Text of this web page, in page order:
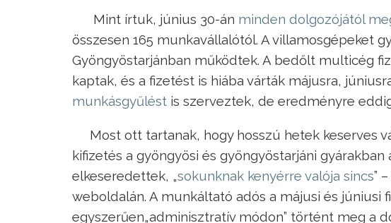
Mint írtuk, június 30-án minden dolgozójától
összesen 165 munkavállalótól. A villamosgépeket
Gyöngyöstarjánban működtek. A bedőlt multicég
kaptak, és a fizetést is hiába várták májusra,
munkásgyűlést is szerveztek, de eredményre
Most ott tartanak, hogy hosszú hetek keserves
kifizetés a gyöngyösi és gyöngyöstarjáni
elkeseredettek, „sokunknak kenyérre valója sincs”
weboldalán. A munkáltató adós a májusi és júniusi
egyszerűen„adminisztratív módon” történt meg a